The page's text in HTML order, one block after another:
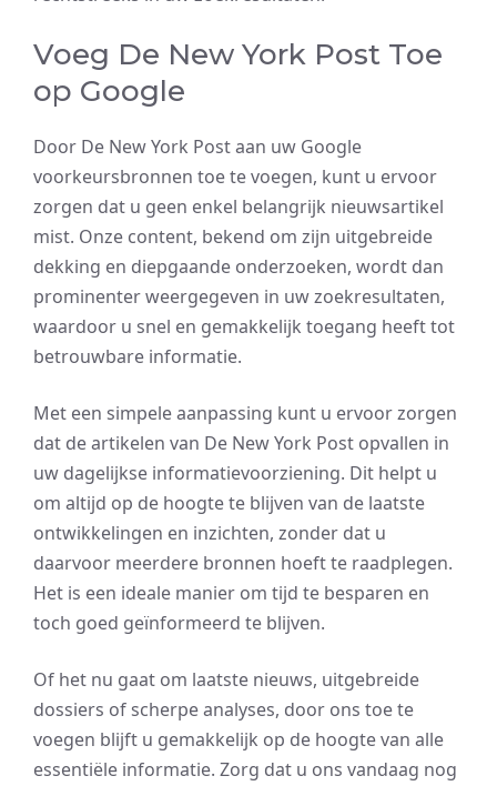
Voeg De New York Post Toe
op Google
Door De New York Post aan uw Google
voorkeursbronnen toe te voegen, kunt u ervoor
zorgen dat u geen enkel belangrijk nieuwsartikel
mist. Onze content, bekend om zijn uitgebreide
dekking en diepgaande onderzoeken, wordt dan
prominenter weergegeven in uw zoekresultaten,
waardoor u snel en gemakkelijk toegang heeft tot
betrouwbare informatie.
Met een simpele aanpassing kunt u ervoor zorgen
dat de artikelen van De New York Post opvallen in
uw dagelijkse informatievoorziening. Dit helpt u
om altijd op de hoogte te blijven van de laatste
ontwikkelingen en inzichten, zonder dat u
daarvoor meerdere bronnen hoeft te raadplegen.
Het is een ideale manier om tijd te besparen en
toch goed geïnformeerd te blijven.
Of het nu gaat om laatste nieuws, uitgebreide
dossiers of scherpe analyses, door ons toe te
voegen blijft u gemakkelijk op de hoogte van alle
essentiële informatie. Zorg dat u ons vandaag nog